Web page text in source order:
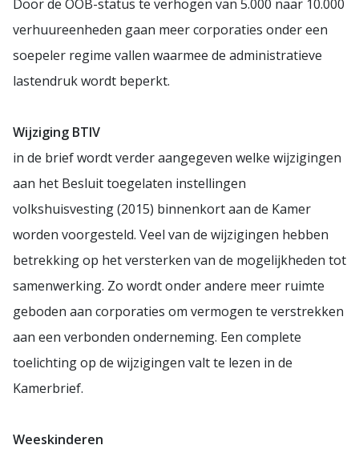
Door de OOB-status te verhogen van 5.000 naar 10.000
verhuureenheden gaan meer corporaties onder een
soepeler regime vallen waarmee de administratieve
lastendruk wordt beperkt.
Wijziging BTIV
in de brief wordt verder aangegeven welke wijzigingen
aan het Besluit toegelaten instellingen
volkshuisvesting (2015) binnenkort aan de Kamer
worden voorgesteld. Veel van de wijzigingen hebben
betrekking op het versterken van de mogelijkheden tot
samenwerking. Zo wordt onder andere meer ruimte
geboden aan corporaties om vermogen te verstrekken
aan een verbonden onderneming. Een complete
toelichting op de wijzigingen valt te lezen in de
Kamerbrief.
Weeskinderen